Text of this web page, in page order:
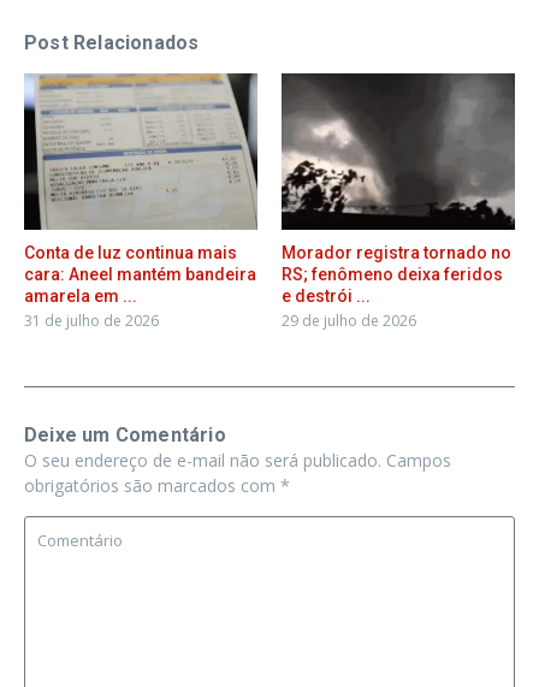
Post Relacionados
Conta de luz continua mais
cara: Aneel mantém bandeira
amarela em ...
31 de julho de 2026
Morador registra tornado no
RS; fenômeno deixa feridos
e destrói ...
29 de julho de 2026
Deixe um Comentário
O seu endereço de e-mail não será publicado. Campos
obrigatórios são marcados com *